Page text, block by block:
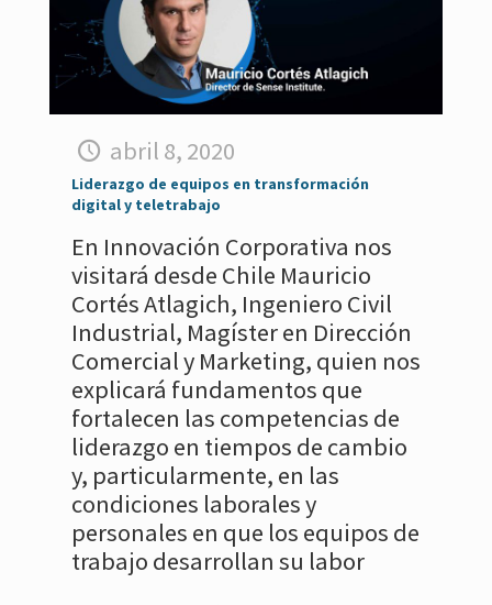
abril 8, 2020
Liderazgo de equipos en transformación
digital y teletrabajo
En Innovación Corporativa nos
visitará desde Chile Mauricio
Cortés Atlagich, Ingeniero Civil
Industrial, Magíster en Dirección
Comercial y Marketing, quien nos
explicará fundamentos que
fortalecen las competencias de
liderazgo en tiempos de cambio
y, particularmente, en las
condiciones laborales y
personales en que los equipos de
trabajo desarrollan su labor